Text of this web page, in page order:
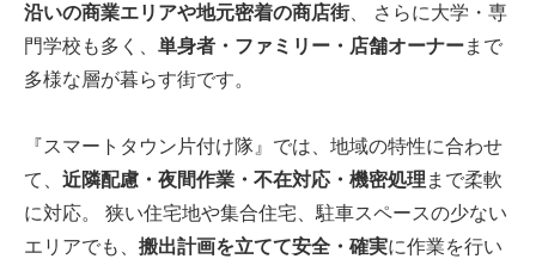
沿いの商業エリアや地元密着の商店街、 さらに大学・専
門学校も多く、 単身者・ファミリー・店舗オーナーまで
多様な層が暮らす街です。
『スマートタウン片付け隊』では、地域の特性に合わせ
て、 近隣配慮・夜間作業・不在対応・機密処理 まで柔軟
に対応。 狭い住宅地や集合住宅、駐車スペースの少ない
エリアでも、 搬出計画を立てて安全・確実に作業を行い